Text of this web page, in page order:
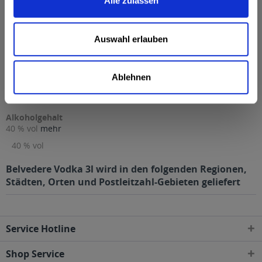
Auswahl erlauben
Ablehnen
Anmerkung: Sofern Allergene vorhanden sind, sind diese
mittels Großbuchstaben besonders hervorgehoben
Moët Hennessy Deutschland GmbH Seidlstr. 23 80335
Alkoholgehalt
40 % vol mehr
40 % vol
Belvedere Vodka 3l wird in den folgenden Regionen,
Städten, Orten und Postleitzahl-Gebieten geliefert
Service Hotline
Shop Service